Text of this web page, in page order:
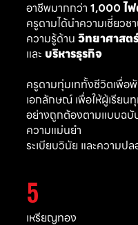
อาชีพมากกว่า 1,000 ไ
ครูดามได้นำความเชี่ยว
ความรู้ด้าน วิทยาศาสต
และ บริหารธุรกิจ
ครูดามทุ่มเททั้งชีวิตเพื่
เอกลักษณ์ เพื่อให้ผู้เรียน
อย่างถูกต้องตามแบบฉ
ความแม่นยำ
ระเบียบวินัย และความป
5
เหรียญทอง